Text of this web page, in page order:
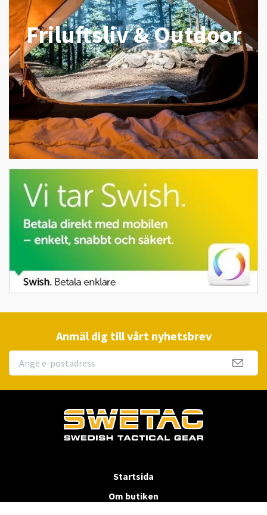
Friluftsliv & Outdoor
Anmäl dig till vårt nyhetsbrev
Startsida
Om butiken